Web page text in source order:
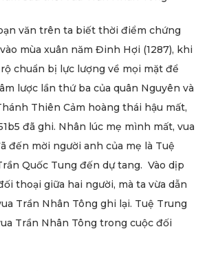
văn trên ta biết thời điểm chứng
mùa xuân năm Đinh Hợi (1287), khi
chuẩn bị lực lượng về mọi mặt để
lược lần thứ ba của quân Nguyên và
Thiên Cảm hoàng thái hậu mất,
đã ghi. Nhân lúc mẹ mình mất, vua
đến mời người anh của mẹ là Tuệ
Quốc Tung đến dự tang. Vào dịp
thoại giữa hai người, mà ta vừa dẫn
Trần Nhân Tông ghi lại. Tuệ Trung
Trần Nhân Tông trong cuộc đối